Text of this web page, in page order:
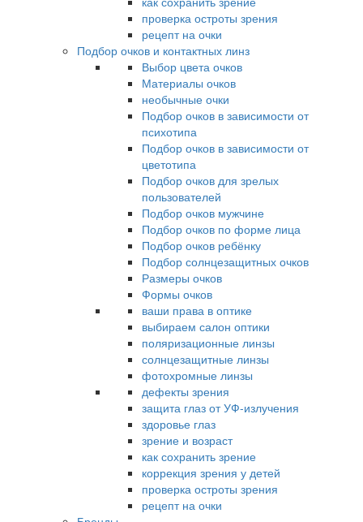
проверка остроты зрения
рецепт на очки
Подбор очков и контактных линз
Выбор цвета очков
Материалы очков
необычные очки
Подбор очков в зависимости от
психотипа
Подбор очков в зависимости от
цветотипа
Подбор очков для зрелых
пользователей
Подбор очков мужчине
Подбор очков по форме лица
Подбор очков ребёнку
Подбор солнцезащитных очков
Размеры очков
Формы очков
ваши права в оптике
выбираем салон оптики
поляризационные линзы
солнцезащитные линзы
фотохромные линзы
дефекты зрения
защита глаз от УФ-излучения
здоровье глаз
зрение и возраст
как сохранить зрение
коррекция зрения у детей
проверка остроты зрения
рецепт на очки